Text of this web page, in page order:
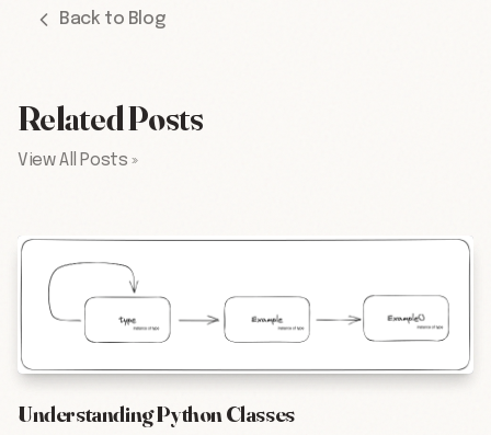
Back to Blog
Related Posts
View All Posts »
Understanding Python Classes